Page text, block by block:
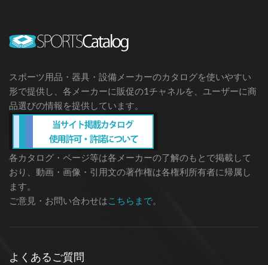
スポーツ用品・器具・設備メーカーのカタログを使いやすい
形で提供し、各メーカーに販促の1チャネルを、ユーザーに商
品選びの情報を提供しています。
各カタログ・ページ等は各メーカーの了解のもとで掲載して
おり、動画・画像・引用文の著作権は各権利所有者に帰属し
ます。
ご意見・お問い合わせはこちらまで。
よくあるご質問